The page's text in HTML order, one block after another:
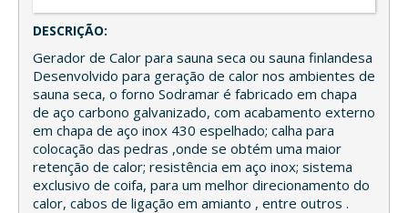
DESCRIÇÃO:
Gerador de Calor para sauna seca ou sauna finlandesa
Desenvolvido para geração de calor nos ambientes de
sauna seca, o forno Sodramar é fabricado em chapa
de aço carbono galvanizado, com acabamento externo
em chapa de aço inox 430 espelhado; calha para
colocação das pedras ,onde se obtém uma maior
retenção de calor; resistência em aço inox; sistema
exclusivo de coifa, para um melhor direcionamento do
calor, cabos de ligação em amianto , entre outros .